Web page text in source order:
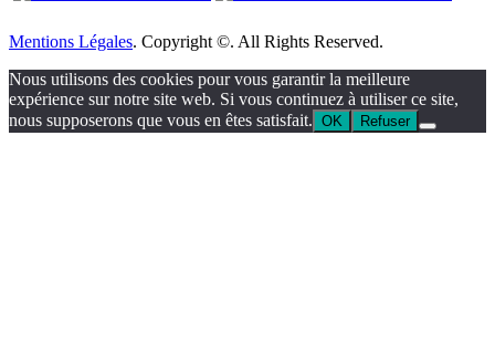
Mentions Légales. Copyright ©. All Rights Reserved.
Nous utilisons des cookies pour vous garantir la meilleure
expérience sur notre site web. Si vous continuez à utiliser ce site,
nous supposerons que vous en êtes satisfait. OK Refuser